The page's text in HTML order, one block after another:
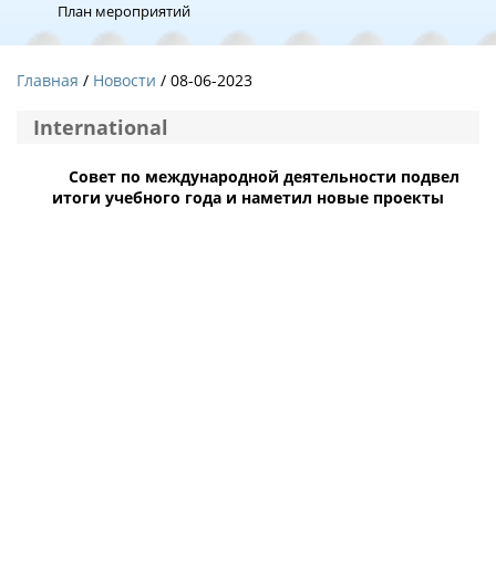
План мероприятий
Главная Новости / 08-06-2023
International
Совет по международной деятельности подвел
итоги учебного года и наметил новые проекты